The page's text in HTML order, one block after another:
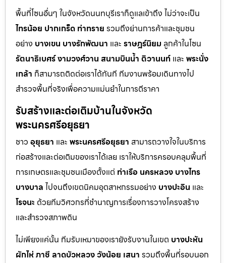
พื้นที่โซนอื่นๆ ในจังหวัดนนทบุรีเราก็ดูแลเข้าถึง ไม่ว่าจะเป็น
ไทรน้อย ปากเกร็ด ท่าทราย รวมถึงย่านการค้าและชุมชน
อย่าง บางเขน บางรักพัฒนา และ ราษฎร์นิยม ลูกค้าในโซน
รัตนาธิเบศร์งามวงศ์วาน สนามบินน้ำ ติวานนท์ และ พระนั่ง
เกล้า ก็สามารถติดต่อเราได้ทันที ทีมงานพร้อมเดินทางไป
สำรวจพื้นที่จริงเพื่อความแม่นยำในการตีราคา
รับสร้างและต่อเติมบ้านในจังหวัด
พระนครศรีอยุธยา
ชาว อุยุธยา และ พระนครศรีอยุธยา สามารถวางใจในบริการ
ก่อสร้างและต่อเติมของเราได้เลย เราให้บริการครอบคลุมพื้นที่
การเกษตรและชุมชนเมืองตั้งแต่ ท่าเรือ นครหลวง บางไทร
บางบาล ไปจนถึงเขตนิคมอุตสาหกรรมอย่าง บางปะอิน และ
โรจนะ ด้วยทีมวิศวกรที่ชำนาญการเรื่องการวางโครงสร้าง
และสำรวจสภาพดิน
ไม่เพียงแค่นั้น ทีมรับเหมาของเรายังรับงานในเขต บางปะหัน
ผักไห่ภาชี ลาดบัวหลวงวังน้อย เสนา รวมถึงพื้นที่รอบนอก